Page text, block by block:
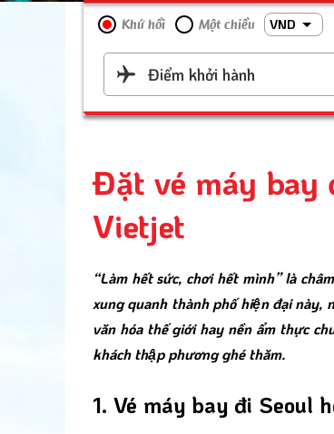
Khứ hồi Một chiều VND
Điểm khởi hành
Đặt vé máy bay
Vietjet
“Làm hết sức, chơi hết mình” là
xung quanh thành phố hiện đại này,
văn hóa thế giới hay nền ẩm thực
khách thập phương ghé thăm.
1. Vé máy bay đi Seoul